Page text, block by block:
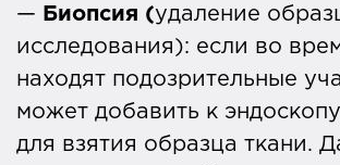
— Биопсия (удаление
исследования): если во
находят подозрительные
может добавить к
для взятия образца ткани.